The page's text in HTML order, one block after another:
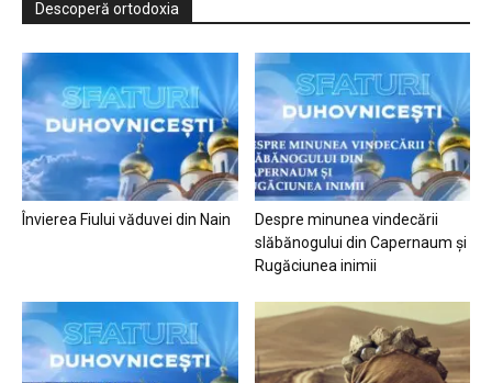
Descoperă ortodoxia
Învierea Fiului văduvei din Nain
Despre minunea vindecării
slăbănogului din Capernaum și
Rugăciunea inimii